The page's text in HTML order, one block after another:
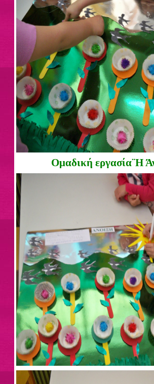
Ομαδική εργασία¨Η